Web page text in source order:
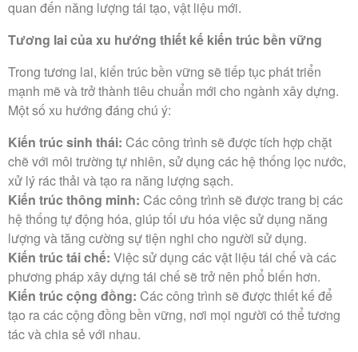
quan đến năng lượng tái tạo, vật liệu mới.
Tương lai của xu hướng thiết kế kiến trúc bền vững
Trong tương lai, kiến trúc bền vững sẽ tiếp tục phát triển
mạnh mẽ và trở thành tiêu chuẩn mới cho ngành xây dựng.
Một số xu hướng đáng chú ý:
Kiến trúc sinh thái: Các công trình sẽ được tích hợp chặt
chẽ với môi trường tự nhiên, sử dụng các hệ thống lọc nước,
xử lý rác thải và tạo ra năng lượng sạch.
Kiến trúc thông minh: Các công trình sẽ được trang bị các
hệ thống tự động hóa, giúp tối ưu hóa việc sử dụng năng
lượng và tăng cường sự tiện nghi cho người sử dụng.
Kiến trúc tái chế: Việc sử dụng các vật liệu tái chế và các
phương pháp xây dựng tái chế sẽ trở nên phổ biến hơn.
Kiến trúc cộng đồng: Các công trình sẽ được thiết kế để
tạo ra các cộng đồng bền vững, nơi mọi người có thể tương
tác và chia sẻ với nhau.